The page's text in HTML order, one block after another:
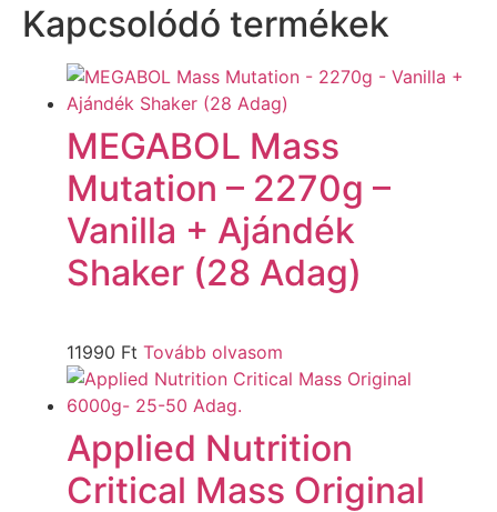
Kapcsolódó termékek
MEGABOL Mass
Mutation – 2270g –
Vanilla + Ajándék
Shaker (28 Adag)
11990 Ft Tovább olvasom
Applied Nutrition
Critical Mass Original